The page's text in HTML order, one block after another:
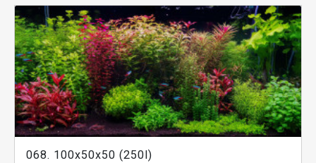
068. 100x50x50 (250l)